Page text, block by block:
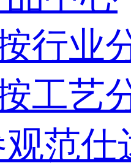
行业
工艺
范仕